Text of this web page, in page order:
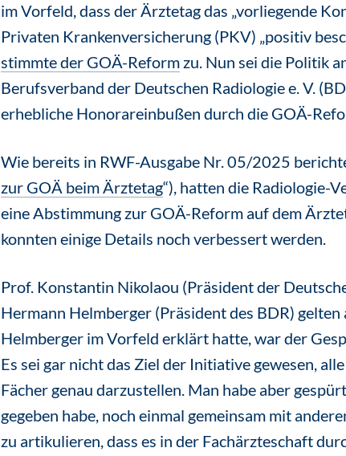
im Vorfeld, dass der Ärztetag das „vorliegende
Privaten Krankenversicherung (PKV) „positiv
stimmte der GOÄ-Reformzu. Nun sei die Politik
Berufsverband der Deutschen Radiologie e. V.
erhebliche Honorareinbußen durch die GOÄ-
Wie bereits in RWF-Ausgabe Nr. 05/2025
zur GOÄ beim Ärztetag“), hatten die Radiologie-
eine Abstimmung zur GOÄ-Reform auf dem
konnten einige Details noch verbessert werden.
Prof. Konstantin Nikolaou (Präsident der
Hermann Helmberger (Präsident des BDR)
Helmberger im Vorfeld erklärt hatte, war der
Es sei gar nicht das Ziel der Initiative gewesen,
Fächer genau darzustellen. Man habe aber
gegeben habe, noch einmal gemeinsam mit
zu artikulieren, dass es in der Fachärzteschaft